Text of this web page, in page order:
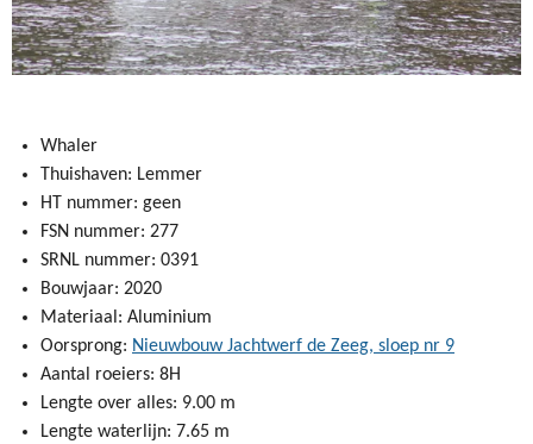
Whaler
Thuishaven: Lemmer
HT nummer: geen
FSN nummer: 277
SRNL nummer: 0391
Bouwjaar: 2020
Materiaal: Aluminium
Oorsprong: Nieuwbouw Jachtwerf de Zeeg, sloep nr 9
Aantal roeiers: 8H
Lengte over alles: 9.00 m
Lengte waterlijn: 7.65 m